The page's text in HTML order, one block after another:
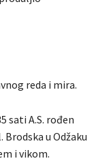
reda i mira.
sati A.S. rođen
Brodska u Odžaku
i vikom.